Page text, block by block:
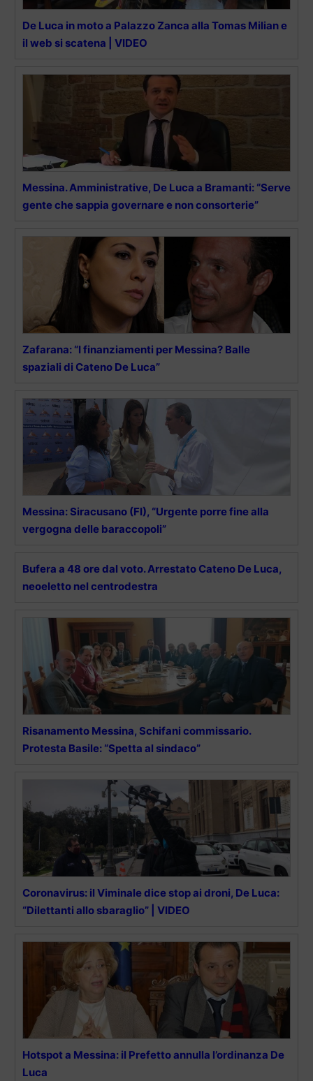
De Luca in moto a Palazzo Zanca alla Tomas Milian e
il web si scatena | VIDEO
Messina. Amministrative, De Luca a Bramanti: “Serve
gente che sappia governare e non consorterie”
Zafarana: “I finanziamenti per Messina? Balle
spaziali di Cateno De Luca”
Messina: Siracusano (FI), “Urgente porre fine alla
vergogna delle baraccopoli”
Bufera a 48 ore dal voto. Arrestato Cateno De Luca,
neoeletto nel centrodestra
Risanamento Messina, Schifani commissario.
Protesta Basile: “Spetta al sindaco”
Coronavirus: il Viminale dice stop ai droni, De Luca:
“Dilettanti allo sbaraglio” | VIDEO
Hotspot a Messina: il Prefetto annulla l’ordinanza De
Luca